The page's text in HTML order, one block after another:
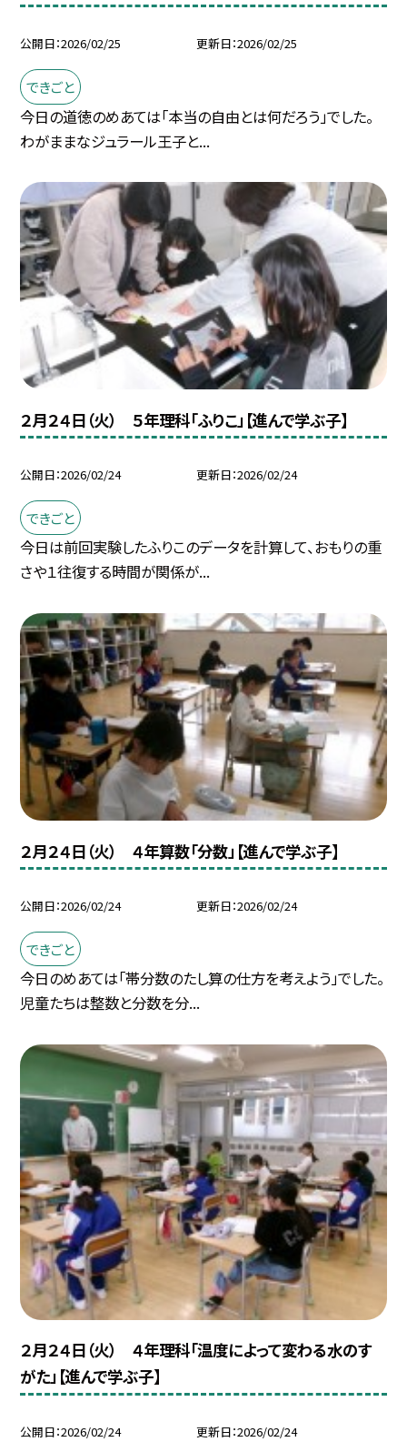
公開日 2026/02/25 更新日 2026/02/25
できごと
今日の道徳のめあては「本当の自由とは何だろう」でした。
わがままなジュラール王子と...
２月２４日（火） ５年理科「ふりこ」【進んで学ぶ子】
公開日 2026/02/24 更新日 2026/02/24
できごと
今日は前回実験したふりこのデータを計算して、おもりの重
さや１往復する時間が関係が...
２月２４日（火） ４年算数「分数」【進んで学ぶ子】
公開日 2026/02/24 更新日 2026/02/24
できごと
今日のめあては「帯分数のたし算の仕方を考えよう」でした。
児童たちは整数と分数を分...
２月２４日（火） ４年理科「温度によって変わる水のす
がた」【進んで学ぶ子】
公開日 2026/02/24 更新日 2026/02/24